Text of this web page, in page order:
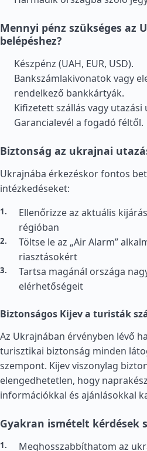
Mennyi pénz szükséges az
belépéshez?
Készpénz (UAH, EUR, USD).
Bankszámlakivonatok vagy
rendelkező bankkártyák.
Kifizetett szállás vagy utazási
Garancialevél a fogadó féltől.
Biztonság az ukrajnai
Ukrajnába érkezéskor fontos
intézkedéseket:
Ellenőrizze az aktuális
régióban
Töltse le az „Air Alarm”
riasztásokért
Tartsa magánál országa
elérhetőségeit
Biztonságos Kijev a turisták
Az Ukrajnában érvényben lévő
turisztikai biztonság minden
szempont. Kijev viszonylag
elengedhetetlen, hogy
információkkal és ajánlásokkal
Gyakran ismételt kérdések
Meghosszabbíthatom az